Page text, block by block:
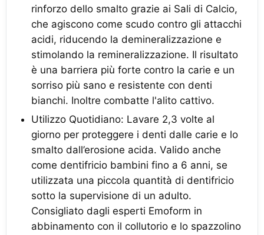
rinforzo dello smalto grazie ai Sali di Calcio,
che agiscono come scudo contro gli attacchi
acidi, riducendo la demineralizzazione e
stimolando la remineralizzazione. Il risultato
è una barriera più forte contro la carie e un
sorriso più sano e resistente con denti
bianchi. Inoltre combatte l'alito cattivo.
Utilizzo Quotidiano: Lavare 2,3 volte al
giorno per proteggere i denti dalle carie e lo
smalto dall’erosione acida. Valido anche
come dentifricio bambini fino a 6 anni, se
utilizzata una piccola quantità di dentifricio
sotto la supervisione di un adulto.
Consigliato dagli esperti Emoform in
abbinamento con il collutorio e lo spazzolino